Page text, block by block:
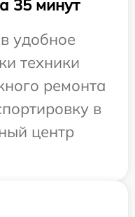
35 минут
удобное
техники
ремонта
в
центр